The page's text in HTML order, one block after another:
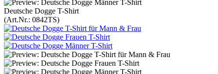
Deutsche Dogge T-Shirt
(Art.Nr.: 0842TS)